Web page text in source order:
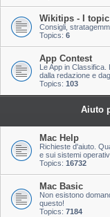
Wikitips - I
Consigli,
Topics: 6
App Contest
Le App in Classifica.
dalla redazione e
Topics: 103
Aiuto
Mac Help
Richieste d'aiuto.
e sui sistemi
Topics: 16732
Mac Basic
Non esistono
questo!
Topics: 7184